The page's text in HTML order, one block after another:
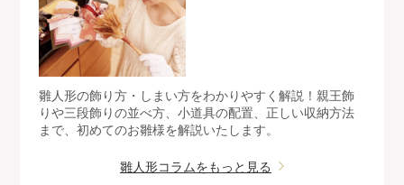
雛人形の飾り方・しまい方をわかりやすく解説！親王飾
りや三段飾りの並べ方、小道具の配置、正しい収納方法
まで、初めてのお雛様を解説いたします。
雛人形コラムをもっと見る